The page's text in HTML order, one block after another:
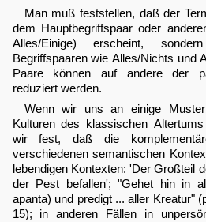
Man muß feststellen, daß der
dem Hauptbegriffspaar oder
Alles/Einige) erscheint,
Begriffspaaren wie Alles/Nichts und
Paare können auf andere der
reduziert werden.
Wenn wir uns an einige
Kulturen des klassischen
wir fest, daß die
verschiedenen semantischen
lebendigen Kontexten: 'Der Großteil
der Pest befallen'; "Gehet hin in
apanta) und predigt ... aller Kreatur"
15); in anderen Fällen in